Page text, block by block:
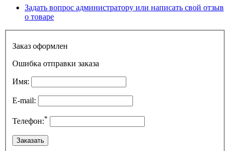
Задать вопрос администратору или написать свой отзыв
о товаре
Заказ оформлен
Ошибка отправки заказа
Имя:
E-mail:
Телефон:*